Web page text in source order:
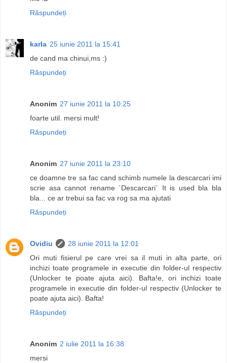
Răspundeți
karla 25 iunie 2011 la 15:41
de cand ma chinui,ms :)
Răspundeți
Anonim 27 iunie 2011 la 10:25
foarte util. mersi mult!
Răspundeți
Anonim 27 iunie 2011 la 23:10
ce doamne tre sa fac cand schimb numele la descarcari imi
scrie asa cannot rename `Descarcari` It is used bla bla
bla... ce ar trebui sa fac va rog sa ma ajutati
Răspundeți
Ovidiu
28 iunie 2011 la 12:01
Ori muti fisierul pe care vrei sa il muti in alta parte, ori
inchizi toate programele in executie din folder-ul respectiv
(Unlocker te poate ajuta aici). Bafta!e, ori inchizi toate
programele in executie din folder-ul respectiv (Unlocker te
poate ajuta aici). Bafta!
Răspundeți
Anonim 2 iulie 2011 la 16:38
mersi